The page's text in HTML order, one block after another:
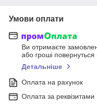
Умови оплати
Ви отримаєте
або гроші
Детальніше
Оплата на рахунок
Оплата за реквізитами